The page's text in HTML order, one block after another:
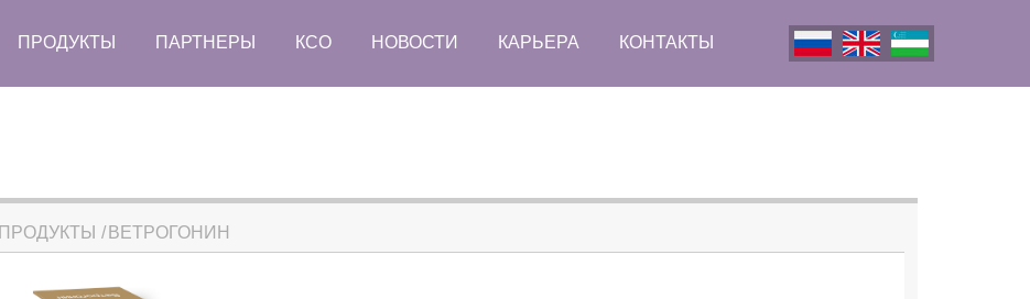
ПРОДУКТЫ ПАРТНЕРЫ КСО НОВОСТИ КАРЬЕРА КОНТАКТЫ
ПРОДУКТЫ ВЕТРОГОНИН